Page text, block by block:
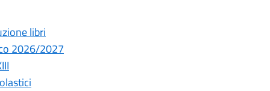
libri
2026/2027